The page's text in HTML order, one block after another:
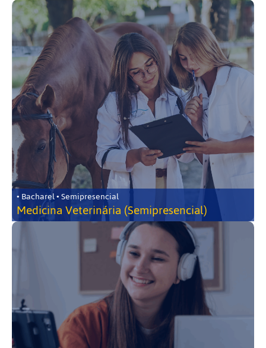
• Bacharel • Semipresencial
Medicina Veterinária (Semipresencial)